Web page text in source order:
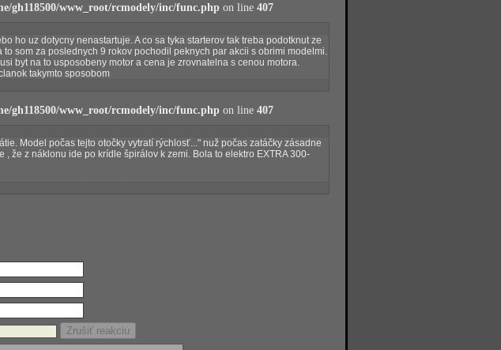
gh118500/www_root/rcmodely/inc/func.php on line 407
ho uz dotycny nenastartuje. A co sa tyka starterov tak treba podotknut ze
som za poslednych 9 rokov pochodil peknych par akcii s obrimi modelmi.
byt na to usposobeny motor a cena je zrovnatelna s cenou motora.
takymto sposobom
gh118500/www_root/rcmodely/inc/func.php on line 407
Model počas tejto otočky vytratí rýchlosť..." nuž počas zatáčky zásadne
že z náklonu ide po krídle špirálov k zemi. Bola to elektro EXTRA 300-